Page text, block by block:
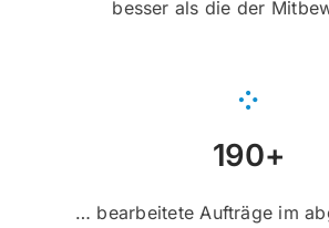
besser als die der
190+
… bearbeitete Aufträge im